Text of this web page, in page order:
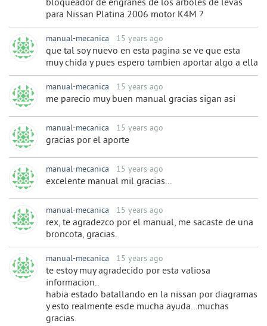
bloqueador de engranes de los arboles de levas
para Nissan Platina 2006 motor K4M ?
manual-mecanica 15 years ago
que tal soy nuevo en esta pagina se ve que esta
muy chida y pues espero tambien aportar algo a ella
manual-mecanica 15 years ago
me parecio muy buen manual gracias sigan asi
manual-mecanica 15 years ago
gracias por el aporte
manual-mecanica 15 years ago
excelente manual mil gracias...
manual-mecanica 15 years ago
rex, te agradezco por el manual, me sacaste de una
broncota, gracias.
manual-mecanica 15 years ago
te estoy muy agradecido por esta valiosa
informacion..
habia estado batallando en la nissan por diagramas
y esto realmente esde mucha ayuda...muchas
gracias.